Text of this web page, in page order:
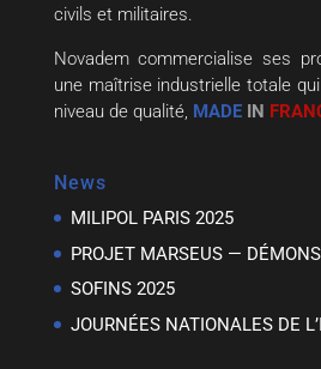
civils et militaires.
Novadem commercialise ses
une maîtrise industrielle totale
niveau de qualité, MADEIN
News
MILIPOL PARIS 2025
PROJET MARSEUS —
SOFINS 2025
JOURNÉES NATIONALES DE